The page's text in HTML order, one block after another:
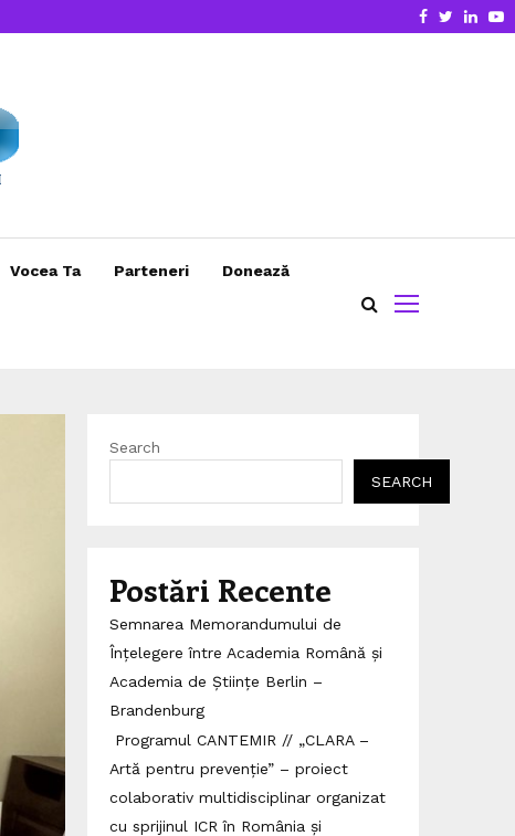
Facebook
Twitter
Vocea Ta Parteneri Donează
Search
SEARCH
Postări Recente
Semnarea Memorandumului de
Înțelegere între Academia Română și
Academia de Științe Berlin –
Brandenburg
Programul CANTEMIR // „CLARA –
Artă pentru prevenție” – proiect
colaborativ multidisciplinar organizat
cu sprijinul ICR în România și